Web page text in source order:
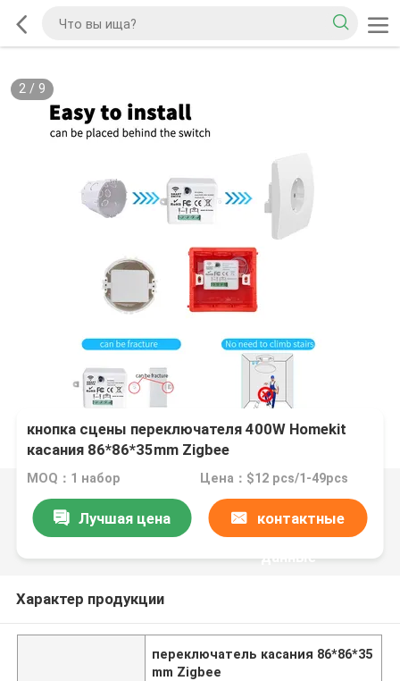
2/ 9
кнопка сцены переключателя 400W Homekit
касания 86*86*35mm Zigbee
MOQ：1 набор Цена：$12 pcs/1-49pcs
Лучшая цена контактные
данные
Характер продукции
переключатель касания 86*86*35
mm Zigbee